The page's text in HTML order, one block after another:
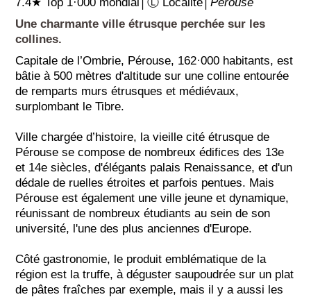
Une charmante ville étrusque perchée sur les
collines.
Capitale de l’Ombrie, Pérouse, 162·000 habitants, est
bâtie à 500 mètres d'altitude sur une colline entourée
de remparts murs étrusques et médiévaux,
surplombant le Tibre.
Ville chargée d’histoire, la vieille cité étrusque de
Pérouse se compose de nombreux édifices des 13e
et 14e siècles, d'élégants palais Renaissance, et d'un
dédale de ruelles étroites et parfois pentues. Mais
Pérouse est également une ville jeune et dynamique,
réunissant de nombreux étudiants au sein de son
université, l'une des plus anciennes d'Europe.
Côté gastronomie, le produit emblématique de la
région est la truffe, à déguster saupoudrée sur un plat
de pâtes fraîches par exemple, mais il y a aussi les